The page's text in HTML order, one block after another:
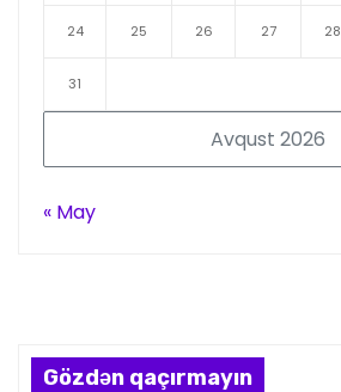
Avqust 2026
24 25 26 27 28
31
« May
Gözdən qaçırmayın